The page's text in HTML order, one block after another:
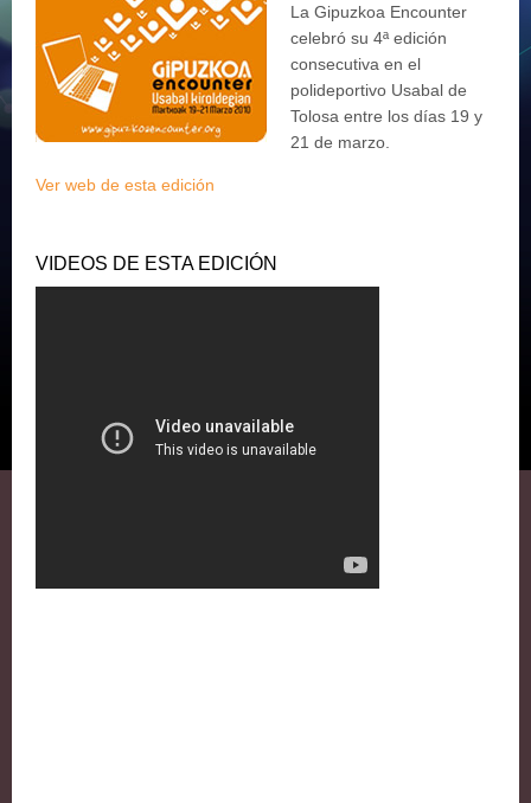
La Gipuzkoa Encounter
celebró su 4ª edición
consecutiva en el
polideportivo Usabal de
Tolosa entre los días 19 y
21 de marzo.
Ver web de esta edición
VIDEOS DE ESTA EDICIÓN